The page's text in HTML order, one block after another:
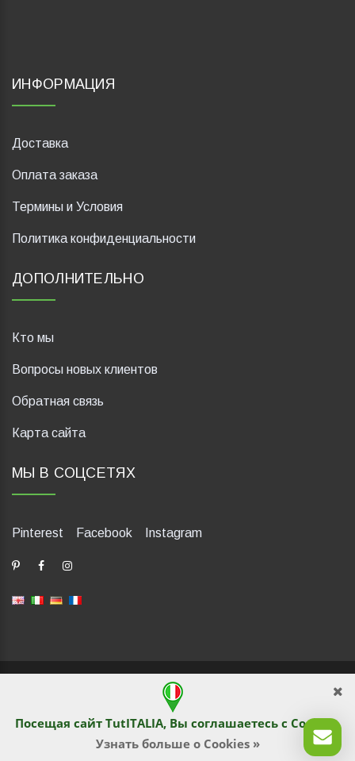
Посещая сайт TutITALIA, Вы соглашаетесь с Cookies.
Узнать больше о Cookies »
ИНФОРМАЦИЯ
Доставка
Оплата заказа
Термины и Условия
Политика конфиденциальности
ДОПОЛНИТЕЛЬНО
Кто мы
Вопросы новых клиентов
Обратная связь
Карта сайта
МЫ В СОЦСЕТЯХ
Pinterest Facebook Instagram
dP Motion Media. Via La Piana 430, 47835 Saludecio (RN), Italia.
Numero REA: RN410802. P.IVA: 04421580400. Tel +39 0541
1480041
© TutITALIA 2013-2026. Перепечатка и копирование
текстового и графического содержимого запрещены
владельцами сайта. Нарушение преследуется по закону.